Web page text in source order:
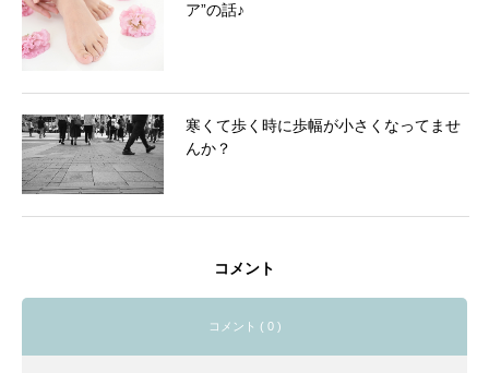
ア”の話♪
寒くて歩く時に歩幅が小さくなってませ
んか？
コメント
コメント ( 0 )